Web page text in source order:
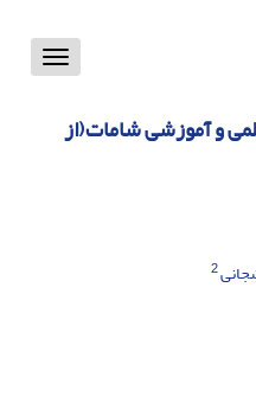
Toggle
و آموزشی شامات(از
2